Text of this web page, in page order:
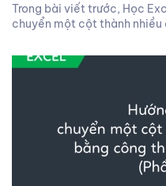
Trong bài viết trước, Học
chuyển một cột thành